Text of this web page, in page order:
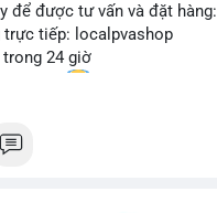
để được tư vấn và đặt hàng:
trực tiếp: localpvashop
trong 24 giờ
+1 (66
@localpvashop